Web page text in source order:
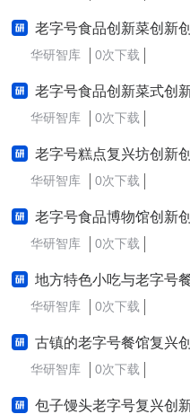
老字号食品创新菜创新
华研智库 0次下载
老字号食品创新菜式创
华研智库 0次下载
老字号糕点复兴坊创新
华研智库 0次下载
老字号食品博物馆创新
华研智库 0次下载
地方特色小吃与老字号
华研智库 0次下载
古镇的老字号餐馆复兴
华研智库 0次下载
包子馒头老字号复兴创